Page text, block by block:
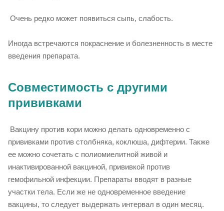
Очень редко может появиться сыпь, слабость.
Иногда встречаются покраснение и болезненность в месте
введения препарата.
Совместимость с другими
прививками
Вакцину против кори можно делать одновременно с
прививками против столбняка, коклюша, дифтерии. Также
ее можно сочетать с полиомиелитной живой и
инактивированной вакциной, прививкой против
гемофильной инфекции. Препараты вводят в разные
участки тела. Если же не одновременное введение
вакцины, то следует выдержать интервал в один месяц.